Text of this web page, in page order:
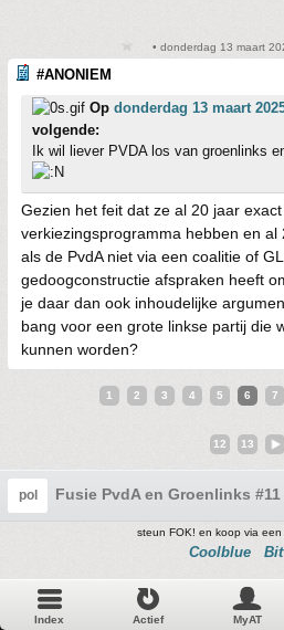
• donderdag 13 maart
#ANONIEM
Op donderdag 13 maart
volgende:
Ik wil liever PVDA los van groenlinks
Gezien het feit dat ze al 20 jaar
verkiezingsprogramma hebben en al
als de PvdA niet via een coalitie of
gedoogconstructie afspraken heeft
je daar dan ook inhoudelijke
bang voor een grote linkse partij die
kunnen worden?
1 2 3 4 5 6 7
12 13
pol Fusie PvdA en Groenlinks
steun FOK! en koop via
Coolblue
Index Actief MyAT